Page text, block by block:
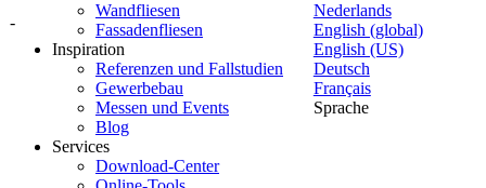
-
Nederlands
English (global)
English (US)
Deutsch
Français
Sprache
Wandfliesen
Fassadenfliesen
Inspiration
Referenzen und Fallstudien
Gewerbebau
Messen und Events
Blog
Services
Download-Center